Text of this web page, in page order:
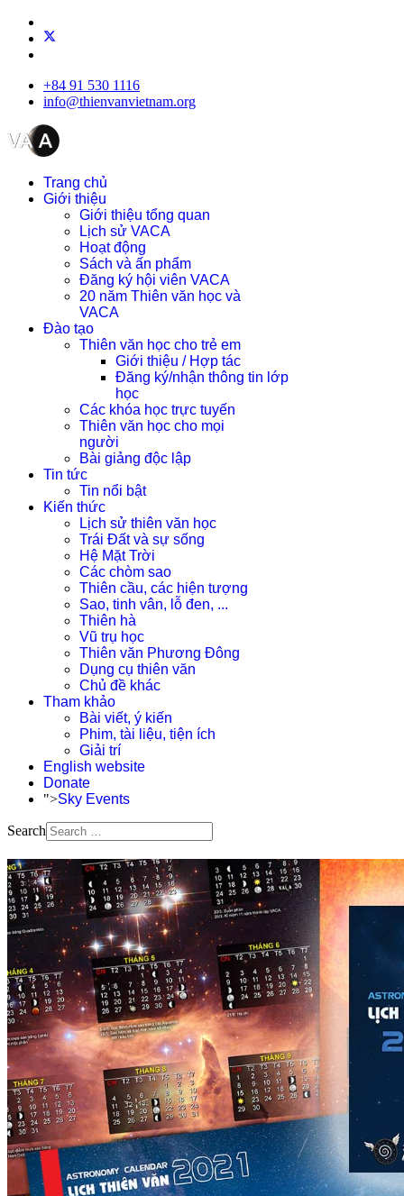
+84 91 530 1116
info@thienvanvietnam.org
Trang chủ
Giới thiệu
Giới thiệu tổng quan
Lịch sử VACA
Hoạt động
Sách và ấn phẩm
Đăng ký hội viên VACA
20 năm Thiên văn học và
VACA
Đào tạo
Thiên văn học cho trẻ em
Giới thiệu / Hợp tác
Đăng ký/nhận thông tin lớp
học
Các khóa học trực tuyến
Thiên văn học cho mọi
người
Bài giảng độc lập
Tin tức
Tin nổi bật
Kiến thức
Lịch sử thiên văn học
Trái Đất và sự sống
Hệ Mặt Trời
Các chòm sao
Thiên cầu, các hiện tượng
Sao, tinh vân, lỗ đen, ...
Thiên hà
Vũ trụ học
Thiên văn Phương Đông
Dụng cụ thiên văn
Chủ đề khác
Tham khảo
Bài viết, ý kiến
Phim, tài liệu, tiện ích
Giải trí
English website
Donate
">Sky Events
Search